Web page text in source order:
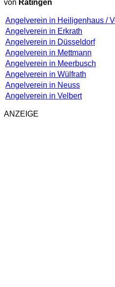
von Ratingen
Angelverein in Heiligenhaus /
Angelverein in Erkrath
Angelverein in Düsseldorf
Angelverein in Mettmann
Angelverein in Meerbusch
Angelverein in Wülfrath
Angelverein in Neuss
Angelverein in Velbert
ANZEIGE